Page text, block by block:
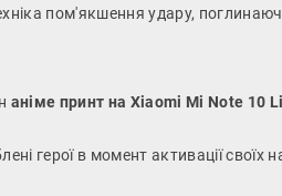
пом'якшення удару,
аніме принт на Xiaomi Mi Note 10
герої в момент активації